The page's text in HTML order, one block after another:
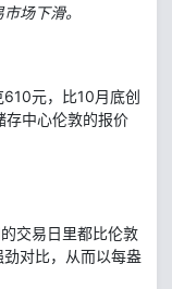
场下滑。
元，比10月底创
存中心伦敦的报价
交易日里都比伦敦
对比，从而以每盎